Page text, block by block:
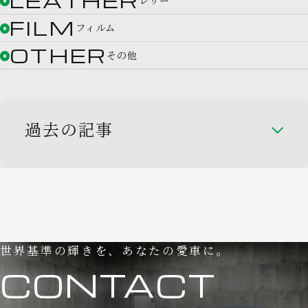
FILM フィルム
OTHER その他
過去の記事
世界基準の輝きを、あなたの愛車に。
CONTACT